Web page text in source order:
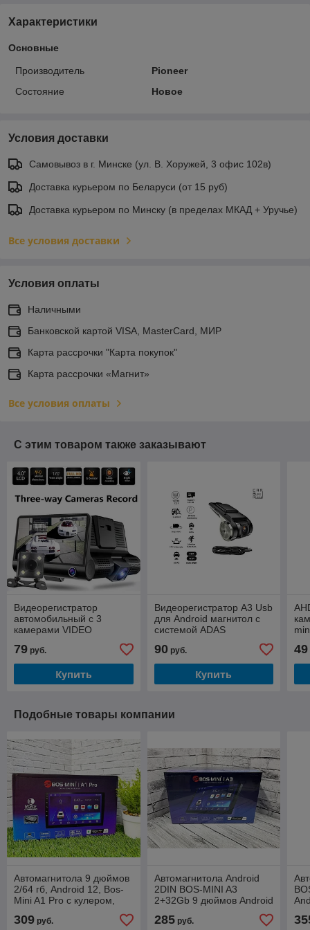
Характеристики
Основные
Производитель
Pioneer
Состояние
Новое
Условия доставки
Самовывоз в г. Минске (ул. В. Хоружей, 3 офис 102в)
Доставка курьером по Беларуси (от 15 руб)
Доставка курьером по Минску (в пределах МКАД + Уручье)
Все условия доставки
Условия оплаты
Наличными
Банковской картой VISA, MasterCard, МИР
Карта рассрочки "Карта покупок"
Карта рассрочки «Магнит»
Все условия оплаты
С этим товаром также заказывают
Видеорегистратор
автомобильный с 3
камерами VIDEO
CARDVR С8 Full HD 1080
79 руб.
Купить
Видеорегистратор A3 Usb
для Android магнитол с
системой ADAS
90руб.
Купить
49
Подобные товары компании
Автомагнитола 9 дюймов
2/64 гб, Android 12, Bos-
Mini A1 Pro с кулером,
Auto
309 руб.
Автомагнитола Android
2DIN BOS-MINI A3
2+32Gb 9 дюймов Android
285руб.